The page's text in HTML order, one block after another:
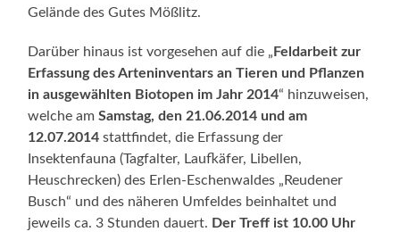
Gelände des Gutes Mößlitz.
Darüber hinaus ist vorgesehen auf die „ Feldarbeit zur
Erfassung des Arteninventars an Tieren und Pflanzen
in ausgewählten Biotopen im Jahr 2014“ hinzuweisen,
welche amSamstag, den 21.06.2014 und am
12.07.2014 stattfindet, die Erfassung der
Insektenfauna (Tagfalter, Laufkäfer, Libellen,
Heuschrecken) des Erlen-Eschenwaldes „Reudener
Busch“ und des näheren Umfeldes beinhaltet und
jeweils ca. 3 Stunden dauert. Der Treff ist 10.00 Uhr